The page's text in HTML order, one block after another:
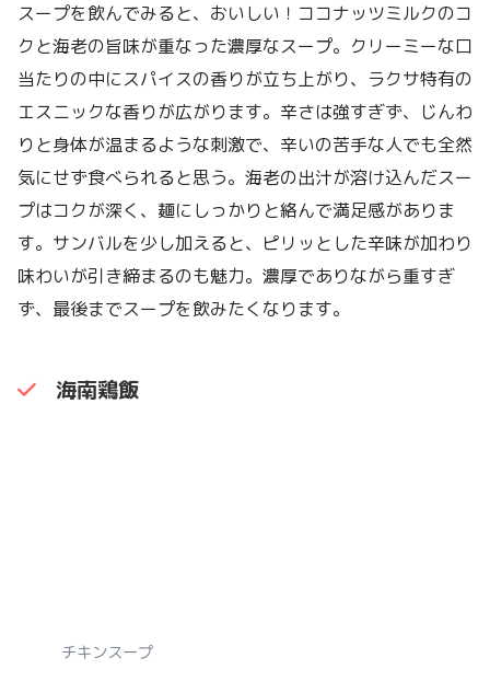
スープを飲んでみると、おいしい！ココナッツミルクのコ
クと海老の旨味が重なった濃厚なスープ。クリーミーな口
当たりの中にスパイスの香りが立ち上がり、ラクサ特有の
エスニックな香りが広がります。辛さは強すぎず、じんわ
りと身体が温まるような刺激で、辛いの苦手な人でも全然
気にせず食べられると思う。海老の出汁が溶け込んだスー
プはコクが深く、麺にしっかりと絡んで満足感がありま
す。サンバルを少し加えると、ピリッとした辛味が加わり
味わいが引き締まるのも魅力。濃厚でありながら重すぎ
ず、最後までスープを飲みたくなります。
海南鶏飯
チキンスープ